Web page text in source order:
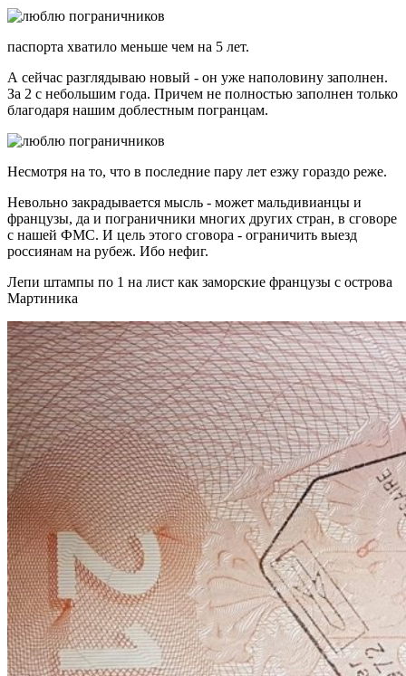
паспорта хватило меньше чем на 5 лет.
А сейчас разглядываю новый - он уже наполовину заполнен.
За 2 с небольшим года. Причем не полностью заполнен только
благодаря нашим доблестным погранцам.
Несмотря на то, что в последние пару лет езжу гораздо реже.
Невольно закрадывается мысль - может мальдивианцы и
французы, да и пограничники многих других стран, в сговоре
с нашей ФМС. И цель этого сговора - ограничить выезд
россиянам на рубеж. Ибо нефиг.
Лепи штампы по 1 на лист как заморские французы с острова
Мартиника